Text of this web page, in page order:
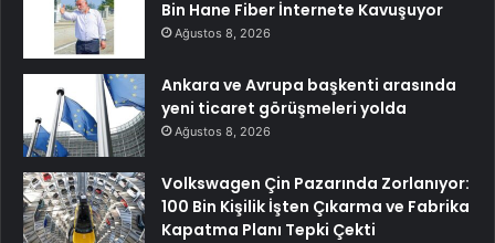
Bin Hane Fiber İnternete Kavuşuyor
Ağustos 8, 2026
Ankara ve Avrupa başkenti arasında
yeni ticaret görüşmeleri yolda
Ağustos 8, 2026
Volkswagen Çin Pazarında Zorlanıyor:
100 Bin Kişilik İşten Çıkarma ve Fabrika
Kapatma Planı Tepki Çekti